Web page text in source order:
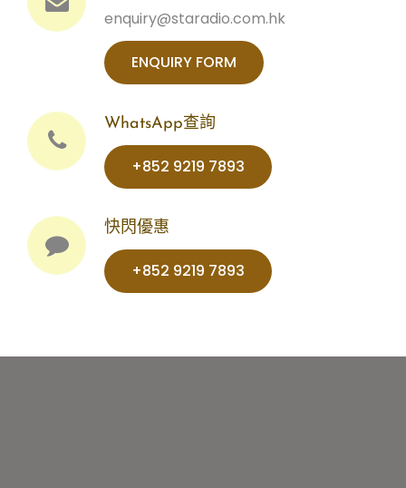
enquiry@staradio.com.hk
ENQUIRY FORM
WhatsApp查詢
+852 9219 7893‬‬‬‬‬
快閃優惠
+852 9219 7893‬‬‬‬‬